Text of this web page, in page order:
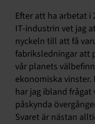
Efter att ha arbetat i
IT-industrin vet jag
nyckeln till att få
fabriksledningar att
vår planets
ekonomiska
har jag ibland
påskynda
Svaret är nästan